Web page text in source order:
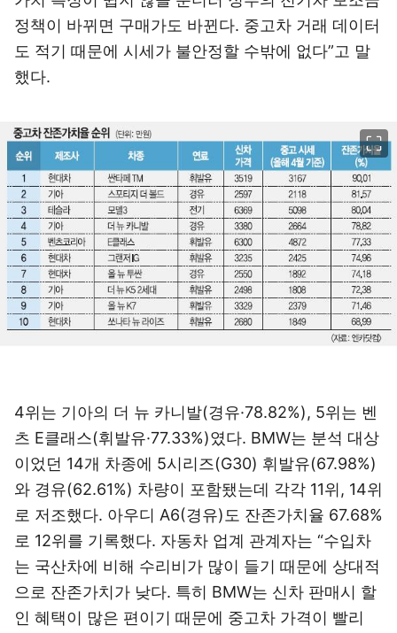
정책이 바뀌면 구매가도 바뀐다. 중고차 거래 데이터
도 적기 때문에 시세가 불안정할 수밖에 없다”고 말
했다.
4위는 기아의 더 뉴 카니발(경유·78.82%), 5위는 벤
츠 E클래스(휘발유·77.33%)였다. BMW는 분석 대상
이었던 14개 차종에 5시리즈(G30) 휘발유(67.98%)
와 경유(62.61%) 차량이 포함됐는데 각각 11위, 14위
로 저조했다. 아우디 A6(경유)도 잔존가치율 67.68%
로 12위를 기록했다. 자동차 업계 관계자는 “수입차
는 국산차에 비해 수리비가 많이 들기 때문에 상대적
으로 잔존가치가 낮다. 특히 BMW는 신차 판매시 할
인 혜택이 많은 편이기 때문에 중고차 가격이 빨리